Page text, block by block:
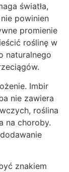
światła,
powinien
promienie
roślinę w
naturalnego
Imbir
nie zawiera
roślina
na choroby.
znakiem